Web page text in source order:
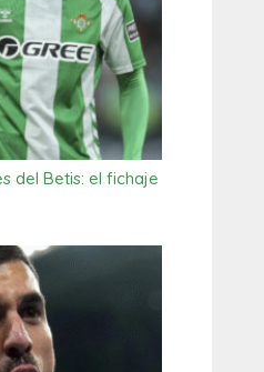
del Betis: el fichaje